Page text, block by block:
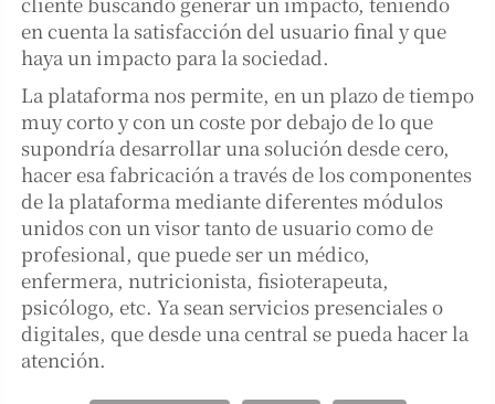
en cuenta la satisfacción del usuario final y que
haya un impacto para la sociedad.
La plataforma nos permite, en un plazo de tiempo
muy corto y con un coste por debajo de lo que
supondría desarrollar una solución desde cero,
hacer esa fabricación a través de los componentes
de la plataforma mediante diferentes módulos
unidos con un visor tanto de usuario como de
profesional, que puede ser un médico,
enfermera, nutricionista, fisioterapeuta,
psicólogo, etc. Ya sean servicios presenciales o
digitales, que desde una central se pueda hacer la
atención.